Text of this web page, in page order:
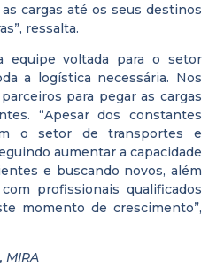
cargas até os seus destinos
ressalta.
equipe voltada para o setor
a logística necessária. Nos
para pegar as cargas
“Apesar dos constantes
o setor de transportes e
aumentar a capacidade
e buscando novos, além
profissionais qualificados
momento de crescimento”,
MIRA